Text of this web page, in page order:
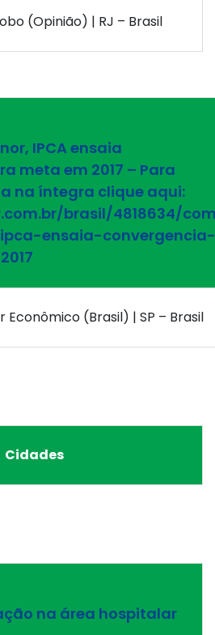
(Opinião) | RJ – Brasil
IPCA ensaia
meta em 2017 – Para
na íntegra clique aqui:
brasil/4818634/
ensaia-convergencia-
Econômico (Brasil) | SP – Brasil
Cidades
na área hospitalar